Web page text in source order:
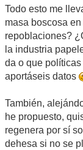
Todo esto me
masa boscosa
repoblaciones?
la industria
da o que
aportáseis datos
También,
he propuesto,
regenera por sí
dehesa si no se